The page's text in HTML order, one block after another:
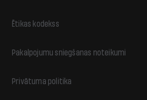
Ētikas kodekss
Pakalpojumu sniegšanas noteikumi
Privātuma politika